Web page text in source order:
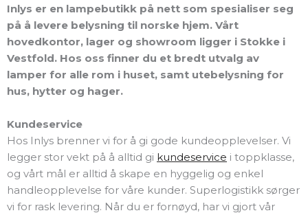
Inlys er en lampebutikk på nett som spesialiser seg
på å levere belysning til norske hjem. Vårt
hovedkontor, lager og showroom ligger i Stokke i
Vestfold. Hos oss finner du et bredt utvalg av
lamper for alle rom i huset, samt utebelysning for
hus, hytter og hager.
Kundeservice
Hos Inlys brenner vi for å gi gode kundeopplevelser. Vi
legger stor vekt på å alltid gi kundeservice i toppklasse,
og vårt mål er alltid å skape en hyggelig og enkel
handleopplevelse for våre kunder. Superlogistikk sørger
vi for rask levering. Når du er fornøyd, har vi gjort vår